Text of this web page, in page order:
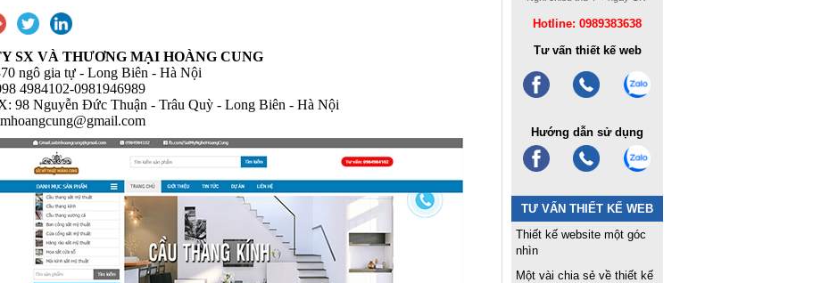
SX VÀ THƯƠNG MẠI HOÀNG CUNG
ngô gia tự - Long Biên - Hà Nội
4984102-0981946989
98 Nguyễn Đức Thuận - Trâu Quỳ - Long Biên - Hà Nội
Hotline: 0989383638
Tư vấn thiết kế web
Hướng dẫn sử dụng
TƯ VẤN THIẾT KẾ WEB
Thiết kế website một góc
nhìn
Một vài chia sẻ về thiết kế